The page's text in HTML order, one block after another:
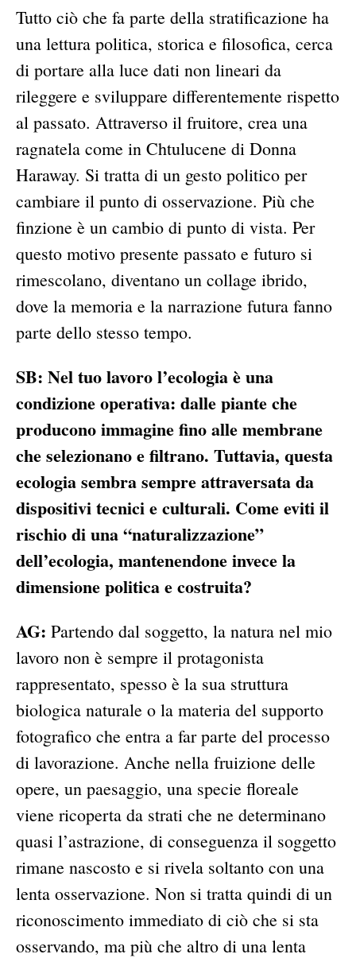
Tutto ciò che fa parte della stratificazione ha
una lettura politica, storica e filosofica, cerca
di portare alla luce dati non lineari da
rileggere e sviluppare differentemente rispetto
al passato. Attraverso il fruitore, crea una
ragnatela come in Chtulucene di Donna
Haraway. Si tratta di un gesto politico per
cambiare il punto di osservazione. Più che
finzione è un cambio di punto di vista. Per
questo motivo presente passato e futuro si
rimescolano, diventano un collage ibrido,
dove la memoria e la narrazione futura fanno
parte dello stesso tempo.
SB: Nel tuo lavoro l’ecologia è una
condizione operativa: dalle piante che
producono immagine fino alle membrane
che selezionano e filtrano. Tuttavia, questa
ecologia sembra sempre attraversata da
dispositivi tecnici e culturali. Come eviti il
rischio di una “naturalizzazione”
dell’ecologia, mantenendone invece la
dimensione politica e costruita?
AG: Partendo dal soggetto, la natura nel mio
lavoro non è sempre il protagonista
rappresentato, spesso è la sua struttura
biologica naturale o la materia del supporto
fotografico che entra a far parte del processo
di lavorazione. Anche nella fruizione delle
opere, un paesaggio, una specie floreale
viene ricoperta da strati che ne determinano
quasi l’astrazione, di conseguenza il soggetto
rimane nascosto e si rivela soltanto con una
lenta osservazione. Non si tratta quindi di un
riconoscimento immediato di ciò che si sta
osservando, ma più che altro di una lenta